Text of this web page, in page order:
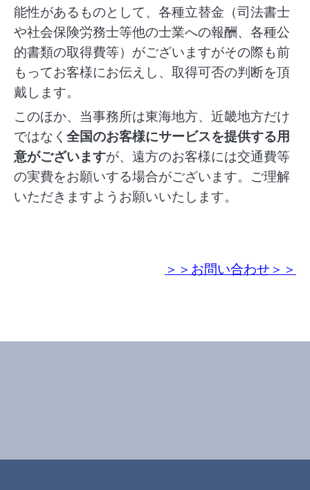
能性があるものとして、各種立替金（司法書士
や社会保険労務士等他の士業への報酬、各種公
的書類の取得費等）がございますがその際も前
もってお客様にお伝えし、取得可否の判断を頂
戴します。
このほか、当事務所は東海地方、近畿地方だけ
ではなく 全国のお客様にサービスを提供する用
意がございますが、遠方のお客様には交通費等
の実費をお願いする場合がございます。ご理解
いただきますようお願いいたします。
＞＞お問い合わせ＞＞